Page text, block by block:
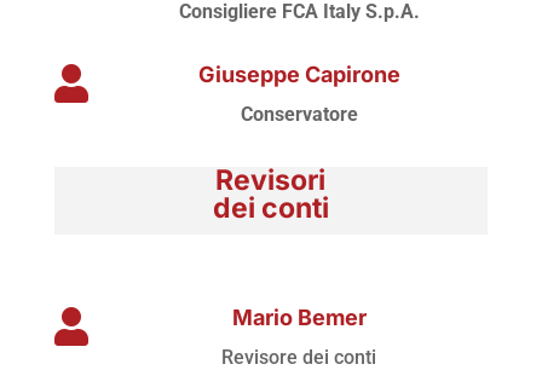
Consigliere FCA Italy S.p.A.
 Giuseppe Capirone
Conservatore
Revisori
dei conti
 Mario Bemer
Revisore dei conti